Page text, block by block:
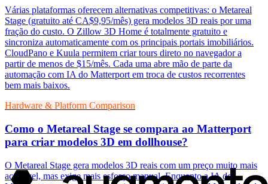
Várias plataformas oferecem alternativas competitivas: o Metareal
Stage (gratuito até CA$9,95/mês) gera modelos 3D reais por uma
fração do custo. O Zillow 3D Home é totalmente gratuito e
sincroniza automaticamente com os principais portais imobiliários.
CloudPano e Kuula permitem criar tours direto no navegador a
partir de menos de $15/mês. Cada uma abre mão de parte da
automação com IA do Matterport em troca de custos recorrentes
bem mais baixos.
Hardware & Platform Comparison
Como o Metareal Stage se compara ao Matterport
para criar modelos 3D em dollhouse?
O Metareal Stage gera modelos 3D reais com um preço muito mais
acessível, mas exige mais esforço manual. Enquanto a IA do